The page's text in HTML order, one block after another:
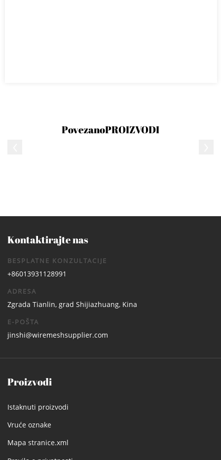
PovezanoPROIZVODI
Kontaktirajte nas
BESPLATNE KONZULTACIJE
+86013931128991
ADRESA
Zgrada Tianlin, grad Shijiazhuang, Kina
E-POŠTA
jinshi@wiremeshsupplier.com
Proizvodi
Istaknuti proizvodi
Vruće oznake
Mapa stranice.xml